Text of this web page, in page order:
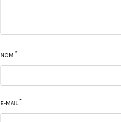
NOM *
E-MAIL*